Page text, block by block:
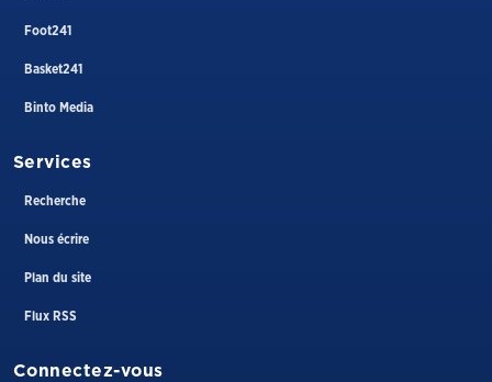
Foot241
Basket241
Binto Media
Services
Recherche
Nous écrire
Plan du site
Flux RSS
Connectez-vous